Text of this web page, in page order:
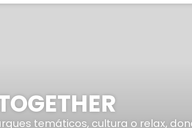
temáticos, cultura o relax,